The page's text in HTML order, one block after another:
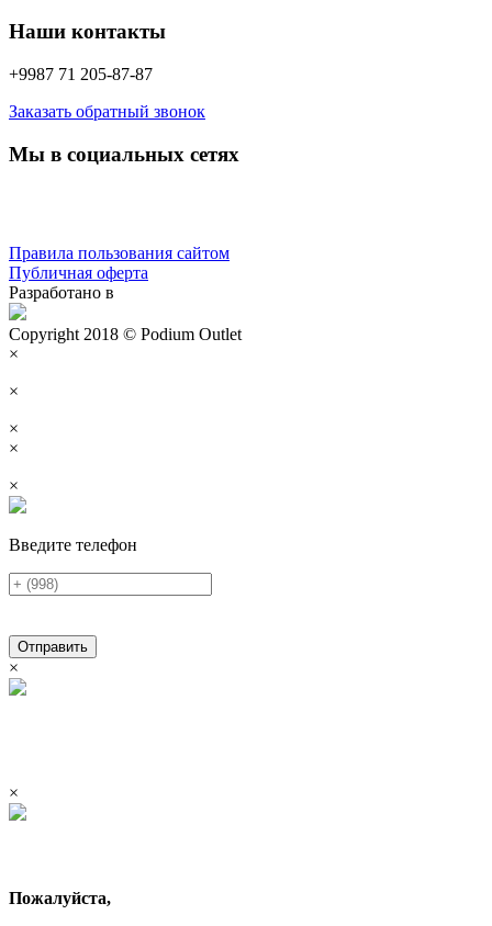
Наши контакты
+9987 71 205-87-87
Заказать обратный звонок
Мы в социальных сетях
Правила пользования сайтом
Публичная оферта
Разработано в
Copyright 2018 © Podium Outlet
×
×
×
×
×
Введите телефон
Отправить
×
×
Пожалуйста,